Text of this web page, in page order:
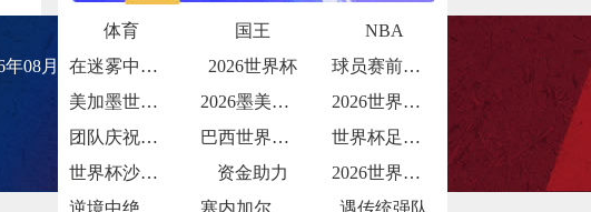
体育 国王
NBA
在迷雾中探寻破晓之光
2026世界杯
球员赛前唱国歌泪流满面瞬间
美加墨世界杯：历史上首次32强淘汰赛的签
2026墨美加世界杯：第四官员举牌补时与
2026世界杯更衣室狂欢视频流出
团队庆祝氛围拉满
巴西世界杯“门将发挥”：阿利松能否零封强
世界杯足球电竞青少年赛开打
世界杯沙特队：亚洲新贵
资金助力
2026世界杯球队团结一心
遇传统强队
08月23日21时00分00秒